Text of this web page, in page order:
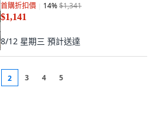
首購折扣價 14%$1,341
$1,141
8/12 星期三 預計送達
2 3 4 5